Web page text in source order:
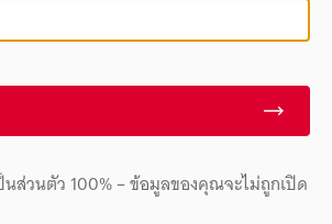
นส่วนตัว 100% – ข้อมูลของคุณจะไม่ถูกเปิด